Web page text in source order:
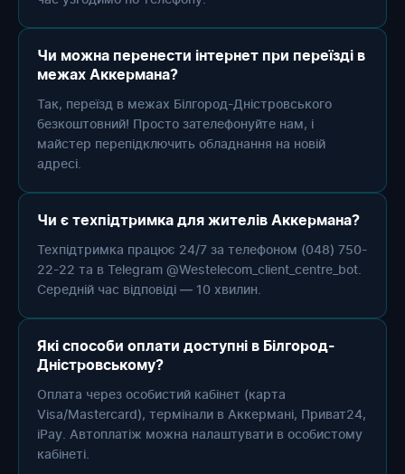
Чи можна перенести інтернет при переїзді в
межах Аккермана?
Так, переїзд в межах Білгород-Дністровського
безкоштовний! Просто зателефонуйте нам, і
майстер перепідключить обладнання на новій
адресі.
Чи є техпідтримка для жителів Аккермана?
Техпідтримка працює 24/7 за телефоном (048) 750-
22-22 та в Telegram @Westelecom_client_centre_bot.
Середній час відповіді — 10 хвилин.
Які способи оплати доступні в Білгород-
Дністровському?
Оплата через особистий кабінет (карта
Visa/Mastercard), термінали в Аккермані, Приват24,
iPay. Автоплатіж можна налаштувати в особистому
кабінеті.